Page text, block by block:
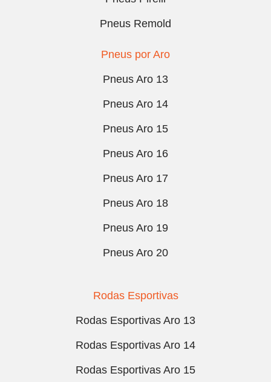
Pneus Remold
Pneus por Aro
Pneus Aro 13
Pneus Aro 14
Pneus Aro 15
Pneus Aro 16
Pneus Aro 17
Pneus Aro 18
Pneus Aro 19
Pneus Aro 20
Rodas Esportivas
Rodas Esportivas Aro 13
Rodas Esportivas Aro 14
Rodas Esportivas Aro 15